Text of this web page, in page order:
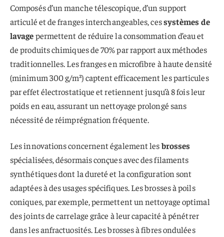
Composés d’un manche télescopique, d’un support
articulé et de franges interchangeables, cessystèmes de
lavagepermettent de réduire la consommation d’eau et
de produits chimiques de 70% par rapport aux méthodes
traditionnelles. Les franges en microfibre à haute densité
(minimum 300 g/m²) captent efficacement les particules
par effet électrostatique et retiennent jusqu’à 8 fois leur
poids en eau, assurant un nettoyage prolongé sans
nécessité de réimprégnation fréquente.
Les innovations concernent également lesbrosses
spécialisées, désormais conçues avec des filaments
synthétiques dont la dureté et la configuration sont
adaptées à des usages spécifiques. Les brosses à poils
coniques, par exemple, permettent un nettoyage optimal
des joints de carrelage grâce à leur capacité à pénétrer
dans les anfractuosités. Les brosses à fibres ondulées